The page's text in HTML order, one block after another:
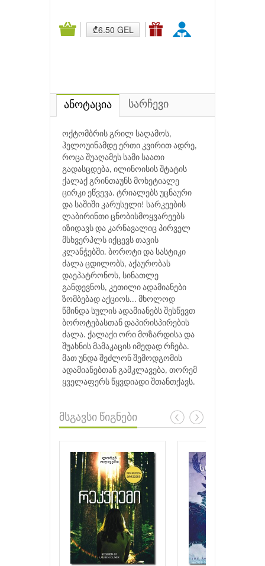
₾6.50 GEL
ანოტაცია სარჩევი
ოქტომბრის გრილ საღამოს,
ჰელოუინამდე ერთი კვირით ადრე,
როცა შუაღამეს სამი საათი
გადასცდება, ილინოისის შტატის
ქალაქ გრინთაუნს მოხეტიალე
ცირკი ეწვევა. ტრიალებს უცნაური
და საშიში კარუსელი! სარკეების
ლაბირინთი ცნობისმოყვარეებს
იზიდავს და კარნავალიც პირველ
მსხვერპლს იქცევს თავის
კლანჭებში. ბოროტი და სასტიკი
ძალა ცდილობს, აქაურობას
დაეპატრონოს, სინათლე
განდევნოს, კეთილი ადამიანები
ზომბებად აქციოს... მხოლოდ
წმინდა სულის ადამიანებს შესწევთ
ბოროტებასთან დაპირისპირების
ძალა. ქალაქი ორი მოზარდისა და
შუახნის მამაკაცის იმედად რჩება.
მათ უნდა შეძლონ შემოდგომის
ადამიანებთან გამკლავება, თორემ
ყველაფერს წყვდიადი შთანთქავს.
მსგავსი წიგნები